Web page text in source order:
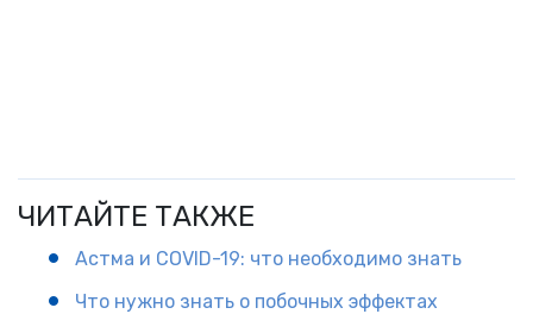
ЧИТАЙТЕ ТАКЖЕ
Астма и COVID-19: что необходимо знать
Что нужно знать о побочных эффектах